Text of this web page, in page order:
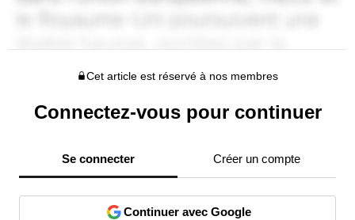
Cet article est réservé à nos membres
Connectez-vous pour continuer
Se connecter Créer un compte
Continuer avec Google